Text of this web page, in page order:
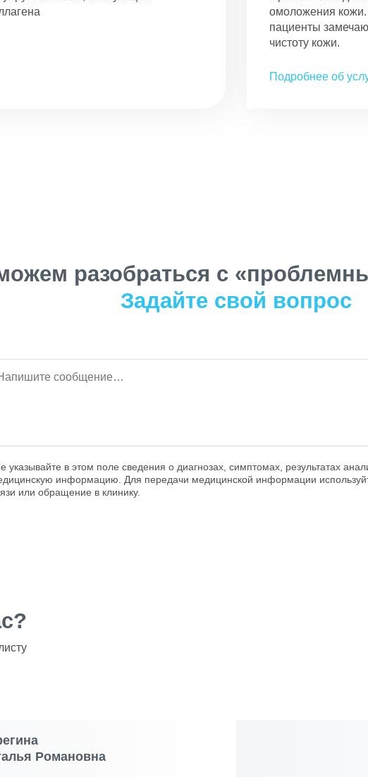
омоложения
пациенты
чистоту кожи.
Подробнее об
разобраться с
Задайте свой вопрос
указывайте в этом поле сведения о диагнозах, симптомах, результатах
информацию. Для передачи медицинской информации
или обращение в клинику.
Романовна